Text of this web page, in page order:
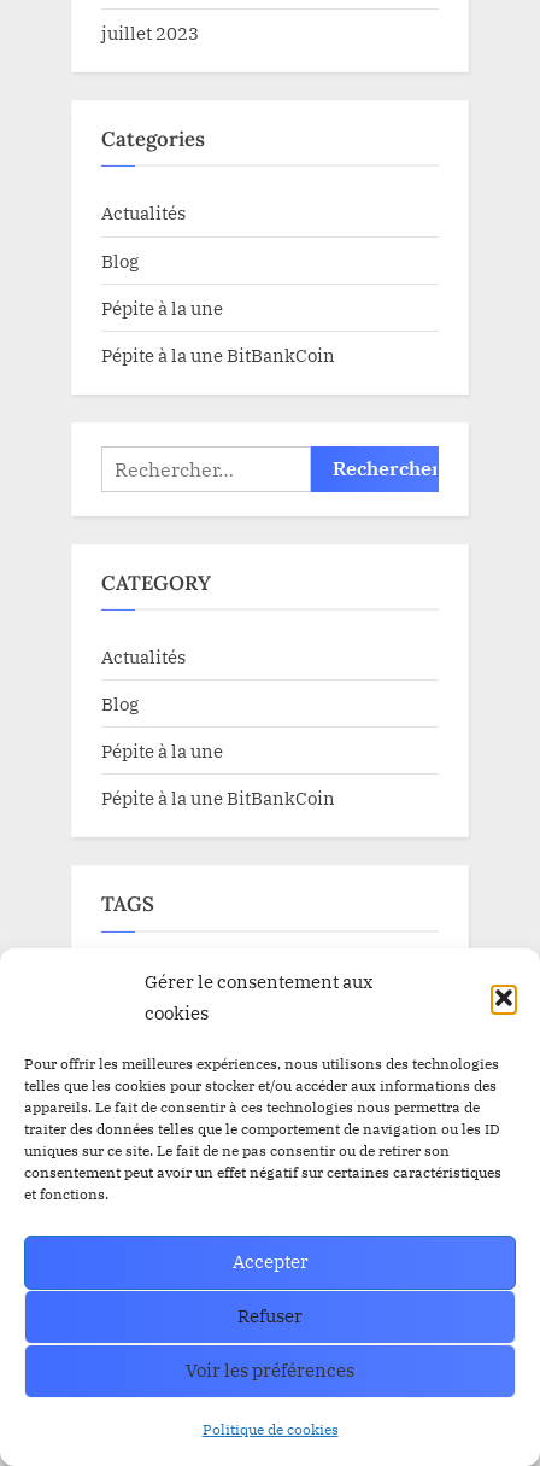
Gérer le consentement aux
cookies
Pour offrir les meilleures expériences, nous utilisons des technologies
telles que les cookies pour stocker et/ou accéder aux informations des
appareils. Le fait de consentir à ces technologies nous permettra de
traiter des données telles que le comportement de navigation ou les ID
uniques sur ce site. Le fait de ne pas consentir ou de retirer son
consentement peut avoir un effet négatif sur certaines caractéristiques
et fonctions.
Accepter
Refuser
Voir les préférences
Politique de cookies
juillet 2023
Categories
Actualités
Blog
Pépite à la une
Pépite à la une BitBankCoin
Rechercher :
CATEGORY
Actualités
Blog
Pépite à la une
Pépite à la une BitBankCoin
TAGS
$YEM AirdropAirdrop
$BBC
BinanceBitBankCoin
BitBankCoin Visa Card NFTs
bitcoin BlackRock BRICS
ETF Bitcoin ETF Bitcoin Spot
ethereum FED
Mises à jourPresalePrévente